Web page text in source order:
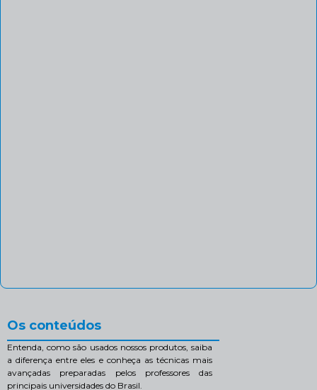
Os conteúdos
Entenda, como são usados nossos produtos, saiba
a diferença entre eles e conheça as técnicas mais
avançadas preparadas pelos professores das
principais universidades do Brasil.